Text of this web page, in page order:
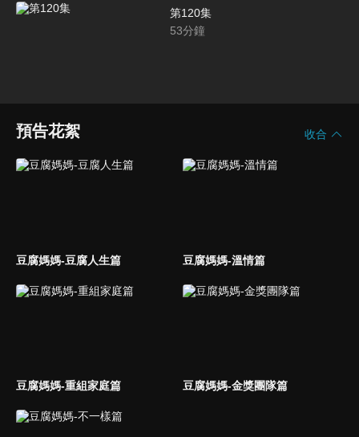
第120集
53分鐘
預告花絮 收合
豆腐媽媽-豆腐人生篇 豆腐媽媽-溫情篇
豆腐媽媽-重組家庭篇 豆腐媽媽-金獎團隊篇